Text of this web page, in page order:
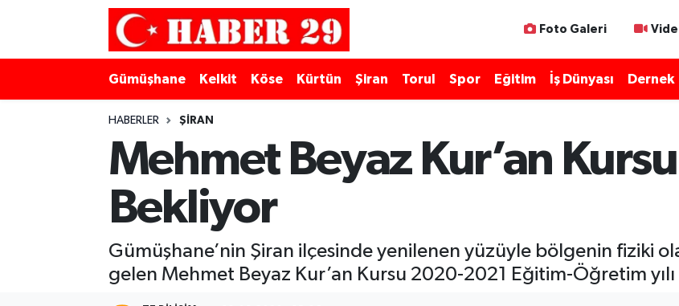
Foto Galeri
Gümüşhane Kelkit Köse Kürtün Şiran Torul Spor Eğitim İş Dünyası Dernek
HABERLER ŞIRAN
Mehmet Beyaz Kur’an
Bekliyor
Gümüşhane’nin Şiran ilçesinde yenilenen yüzüyle bölgenin fiziki
gelen Mehmet Beyaz Kur’an Kursu 2020-2021 Eğitim-Öğretim
Merkez Hava Durumu
Merkez Trafik Yoğunluk Haritası
Süper Lig Puan Durumu ve Fikstür
Son Dakika Haberleri